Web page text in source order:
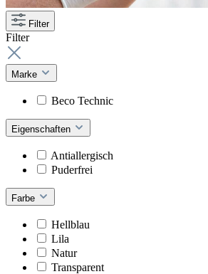
Filter
Filter
Marke
Beco Technic
Eigenschaften
Antiallergisch
Puderfrei
Farbe
Hellblau
Lila
Natur
Transparent